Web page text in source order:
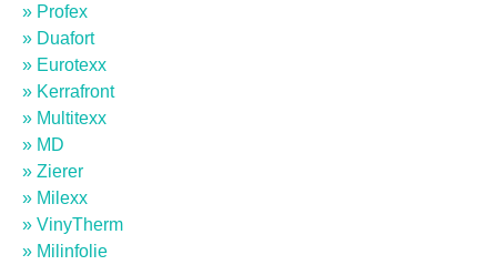
» Profex
» Duafort
» Eurotexx
» Kerrafront
» Multitexx
» MD
» Zierer
» Milexx
» VinyTherm
» Milinfolie